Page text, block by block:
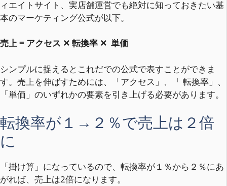
ィエイトサイト、実店舗運営でも絶対に知っておきたい基
本のマーケティング公式が以下。
売上 = アクセス ✕ 転換率 ✕ 単価
シンプルに捉えるとこれだでの公式で表すことができま
す。売上を伸ばすためには、「アクセス」、「 転換率」、
「単価」のいずれかの要素を引き上げる必要があります。
転換率が１→２％で売上は２倍
に
「掛け算」になっているので、転換率が１％から２％にあ
がれば、売上は2倍になります。